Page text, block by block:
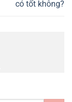
có tốt không?